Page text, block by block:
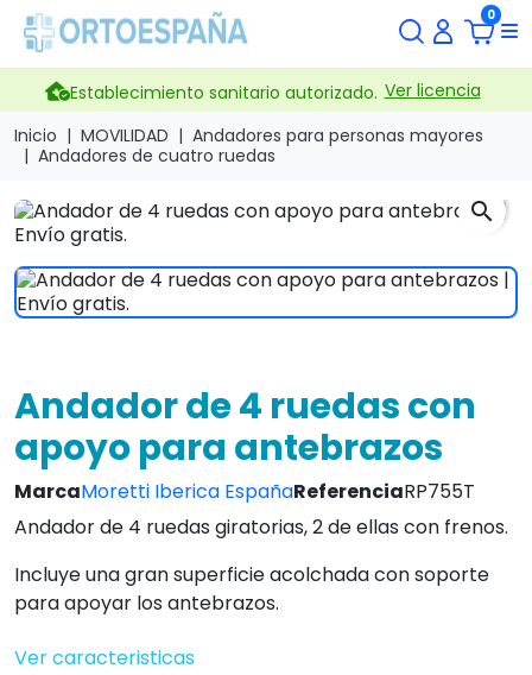
0
Establecimiento sanitario autorizado. Ver licencia
Inicio
MOVILIDAD
Andadores para personas mayores
Andadores de cuatro ruedas
search
Andador de 4 ruedas con
apoyo para antebrazos
MarcaMoretti Iberica EspañaReferenciaRP755T
Andador de 4 ruedas giratorias, 2 de ellas con frenos.
Incluye una gran superficie acolchada con soporte
para apoyar los antebrazos.
Ver caracteristicas